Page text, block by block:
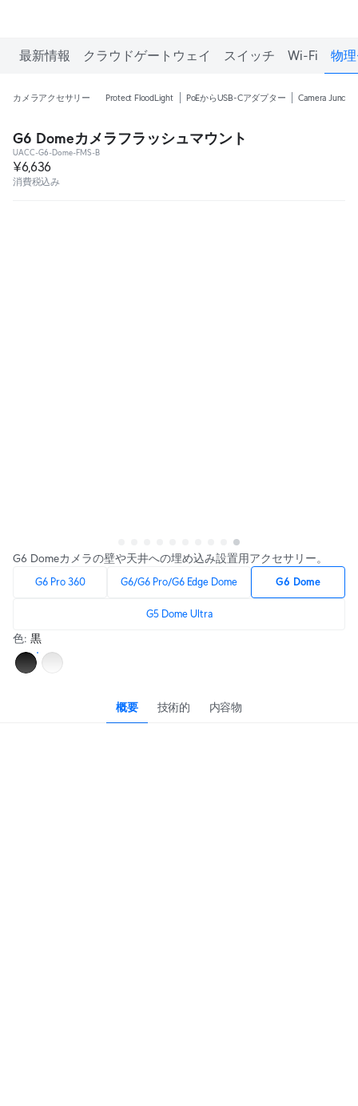
最新情報 クラウドゲートウェイ スイッチ Wi-Fi 物
カメラアクセサリー Protect FloodLight PoEからUSB-Cアダプター Camera
G6 Domeカメラフラッシュマウント
UACC-G6-Dome-FMS-B
¥6,636
消費税込み
G6 Domeカメラの壁や天井への埋め込み設置用アクセサリー。
G6 Pro 360 G6/G6 Pro/G6 Edge Dome G6 Dome
G5 Dome Ultra
色: 黒
概要 技術的 内容物